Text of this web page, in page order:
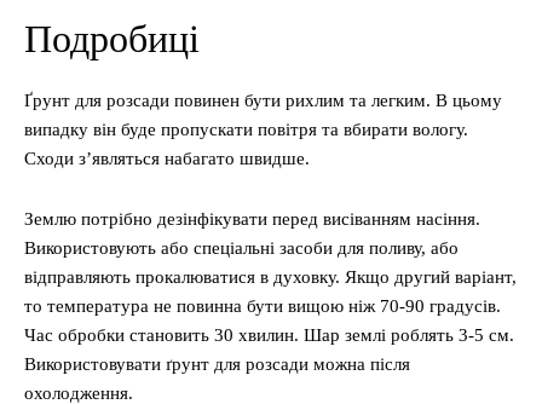
Подробиці
Ґрунт для розсади повинен бути рихлим та легким. В цьому
випадку він буде пропускати повітря та вбирати вологу.
Сходи з’являться набагато швидше.
Землю потрібно дезінфікувати перед висіванням насіння.
Використовують або спеціальні засоби для поливу, або
відправляють прокалюватися в духовку. Якщо другий варіант,
то температура не повинна бути вищою ніж 70-90 градусів.
Час обробки становить 30 хвилин. Шар землі роблять 3-5 см.
Використовувати ґрунт для розсади можна після
охолодження.